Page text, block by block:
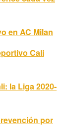
en AC Milan
Cali
la Liga 2020-
por